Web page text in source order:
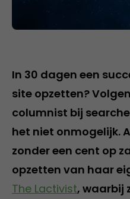
In 30 dagen een
site opzetten?
columnist bij
het niet onmogelijk.
zonder een cent op
opzetten van haar
The Lactivist, waarbij